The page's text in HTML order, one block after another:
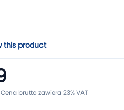
this product